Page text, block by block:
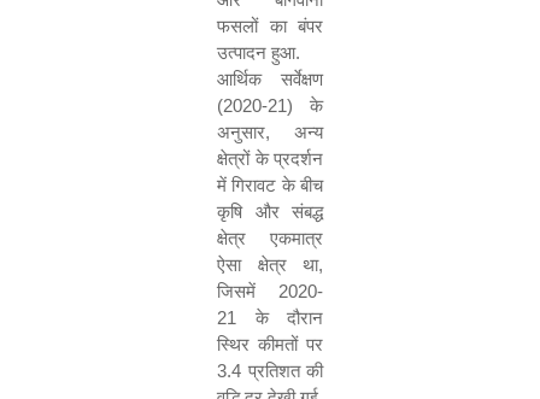
फसलों का बंपर
उत्पादन हुआ.
आर्थिक सर्वेक्षण
(2020-21) के
अनुसार, अन्य
क्षेत्रों के प्रदर्शन
में गिरावट के बीच
कृषि और संबद्ध
क्षेत्र एकमात्र
ऐसा क्षेत्र था,
जिसमें 2020-
21
के दौरान
स्थिर कीमतों पर
3.4 प्रतिशत की